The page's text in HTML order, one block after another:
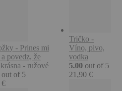
- Prines mi
povedz, že
- ružové
out of 5
€
Tričko -
Víno, pivo,
vodka
5.00 out of 5
21,90 €